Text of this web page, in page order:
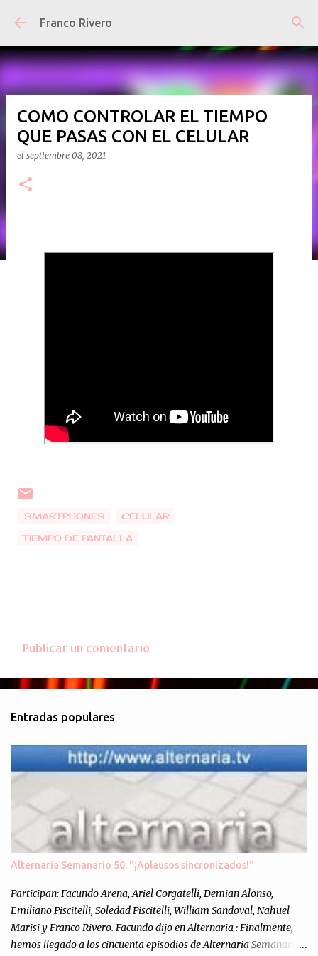
Ir al contenido principal
Franco Rivero
COMO CONTROLAR EL TIEMPO
QUE PASAS CON EL CELULAR
el septiembre 08, 2021
.SMARTPHONES CELULAR
TIEMPO DE PANTALLA
o
e
n
t
o
s
Publicar un comentario
Entradas populares
Alternaria Semanario 50: "¡Aplausos sincronizados!"
Participan: Facundo Arena, Ariel Corgatelli, Demian Alonso,
Emiliano Piscitelli, Soledad Piscitelli, William Sandoval, Nahuel
Marisi y Franco Rivero. Facundo dijo en Alternaria : Finalmente,
hemos llegado a los cincuenta episodios de Alternaria Semanario.